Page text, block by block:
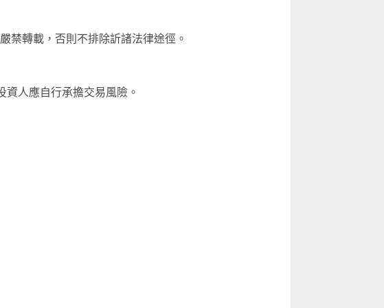
禁轉載，否則不排除訢諸法律途徑。
人應自行承擔交易風險。